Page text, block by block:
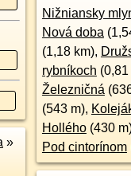
»
Nižniansky
Nová doba
(1,18 km),
rybníkoch (0,81
Železničná
(543 m),
Hollého(430
Pod cintorínom